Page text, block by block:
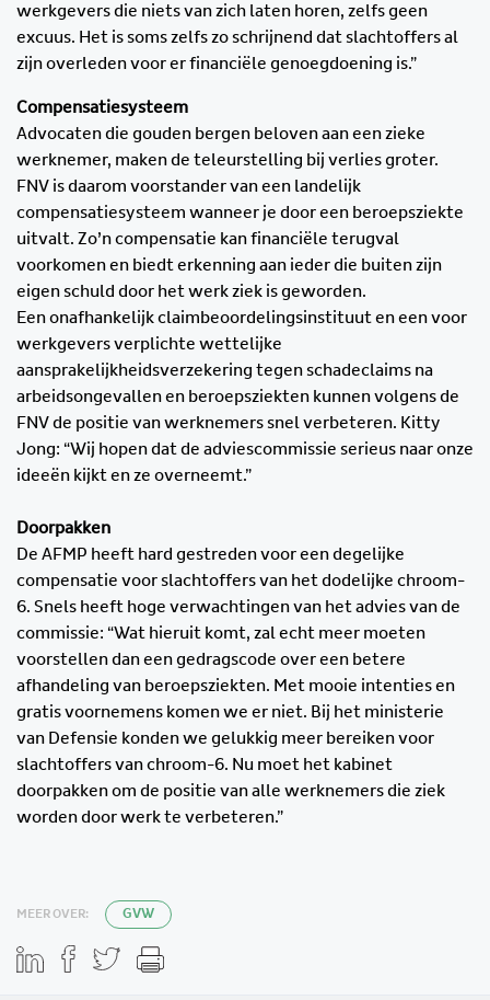
werkgevers die niets van zich laten horen, zelfs geen
excuus. Het is soms zelfs zo schrijnend dat slachtoffers al
zijn overleden voor er financiële genoegdoening is.”
Compensatiesysteem
Advocaten die gouden bergen beloven aan een zieke
werknemer, maken de teleurstelling bij verlies groter.
FNV is daarom voorstander van een landelijk
compensatiesysteem wanneer je door een beroepsziekte
uitvalt. Zo’n compensatie kan financiële terugval
voorkomen en biedt erkenning aan ieder die buiten zijn
eigen schuld door het werk ziek is geworden.
Een onafhankelijk claimbeoordelingsinstituut en een voor
werkgevers verplichte wettelijke
aansprakelijkheidsverzekering tegen schadeclaims na
arbeidsongevallen en beroepsziekten kunnen volgens de
FNV de positie van werknemers snel verbeteren. Kitty
Jong: “Wij hopen dat de adviescommissie serieus naar onze
ideeën kijkt en ze overneemt.”
Doorpakken
De AFMP heeft hard gestreden voor een degelijke
compensatie voor slachtoffers van het dodelijke chroom-
6. Snels heeft hoge verwachtingen van het advies van de
commissie: “Wat hieruit komt, zal echt meer moeten
voorstellen dan een gedragscode over een betere
afhandeling van beroepsziekten. Met mooie intenties en
gratis voornemens komen we er niet. Bij het ministerie
van Defensie konden we gelukkig meer bereiken voor
slachtoffers van chroom-6. Nu moet het kabinet
doorpakken om de positie van alle werknemers die ziek
worden door werk te verbeteren.”
MEER OVER: GVW